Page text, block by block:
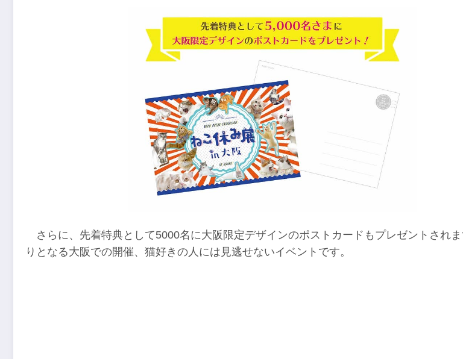
さらに、先着特典として5000名に大阪限定デザインのポストカードもプレゼントされ
りとなる大阪での開催、猫好きの人には見逃せないイベントです。